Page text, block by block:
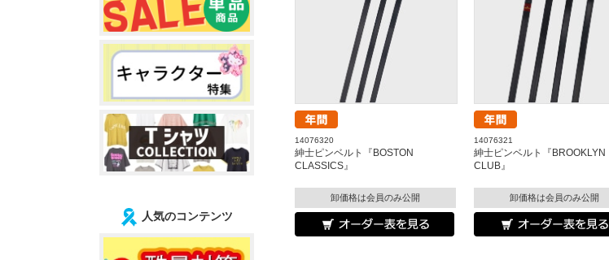
14076320
紳士ピンベルト『BOSTON
CLASSICS』
卸価格は会員のみ公開
14076321
紳士ピンベルト『BROOKLYN
CLUB』
卸価格は会員のみ公開
人気のコンテンツ